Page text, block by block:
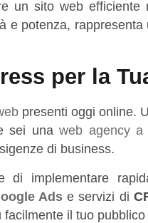
un sito web efficiente
e potenza,
per la
presenti oggi online.
sei unaweb agency a
di business.
implementare
Ads e servizi di
il tuo